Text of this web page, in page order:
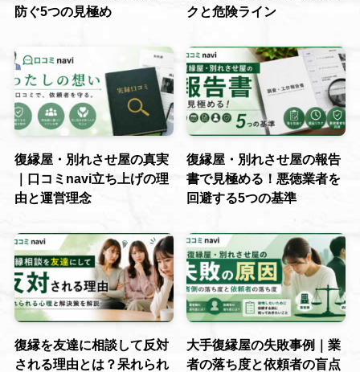
防ぐ5つの見極め
クと危険ライン
復縁屋・別れさせ屋の真実
｜口コミnavi立ち上げの理
由と運営理念
復縁屋・別れさせ屋の報告
書で見極める！悪徳業者を
回避する5つの基準
復縁を友達に相談して反対
される理由とは？呆れられ
大手復縁屋の失敗事例｜業
者の落ち度と依頼者の盲点